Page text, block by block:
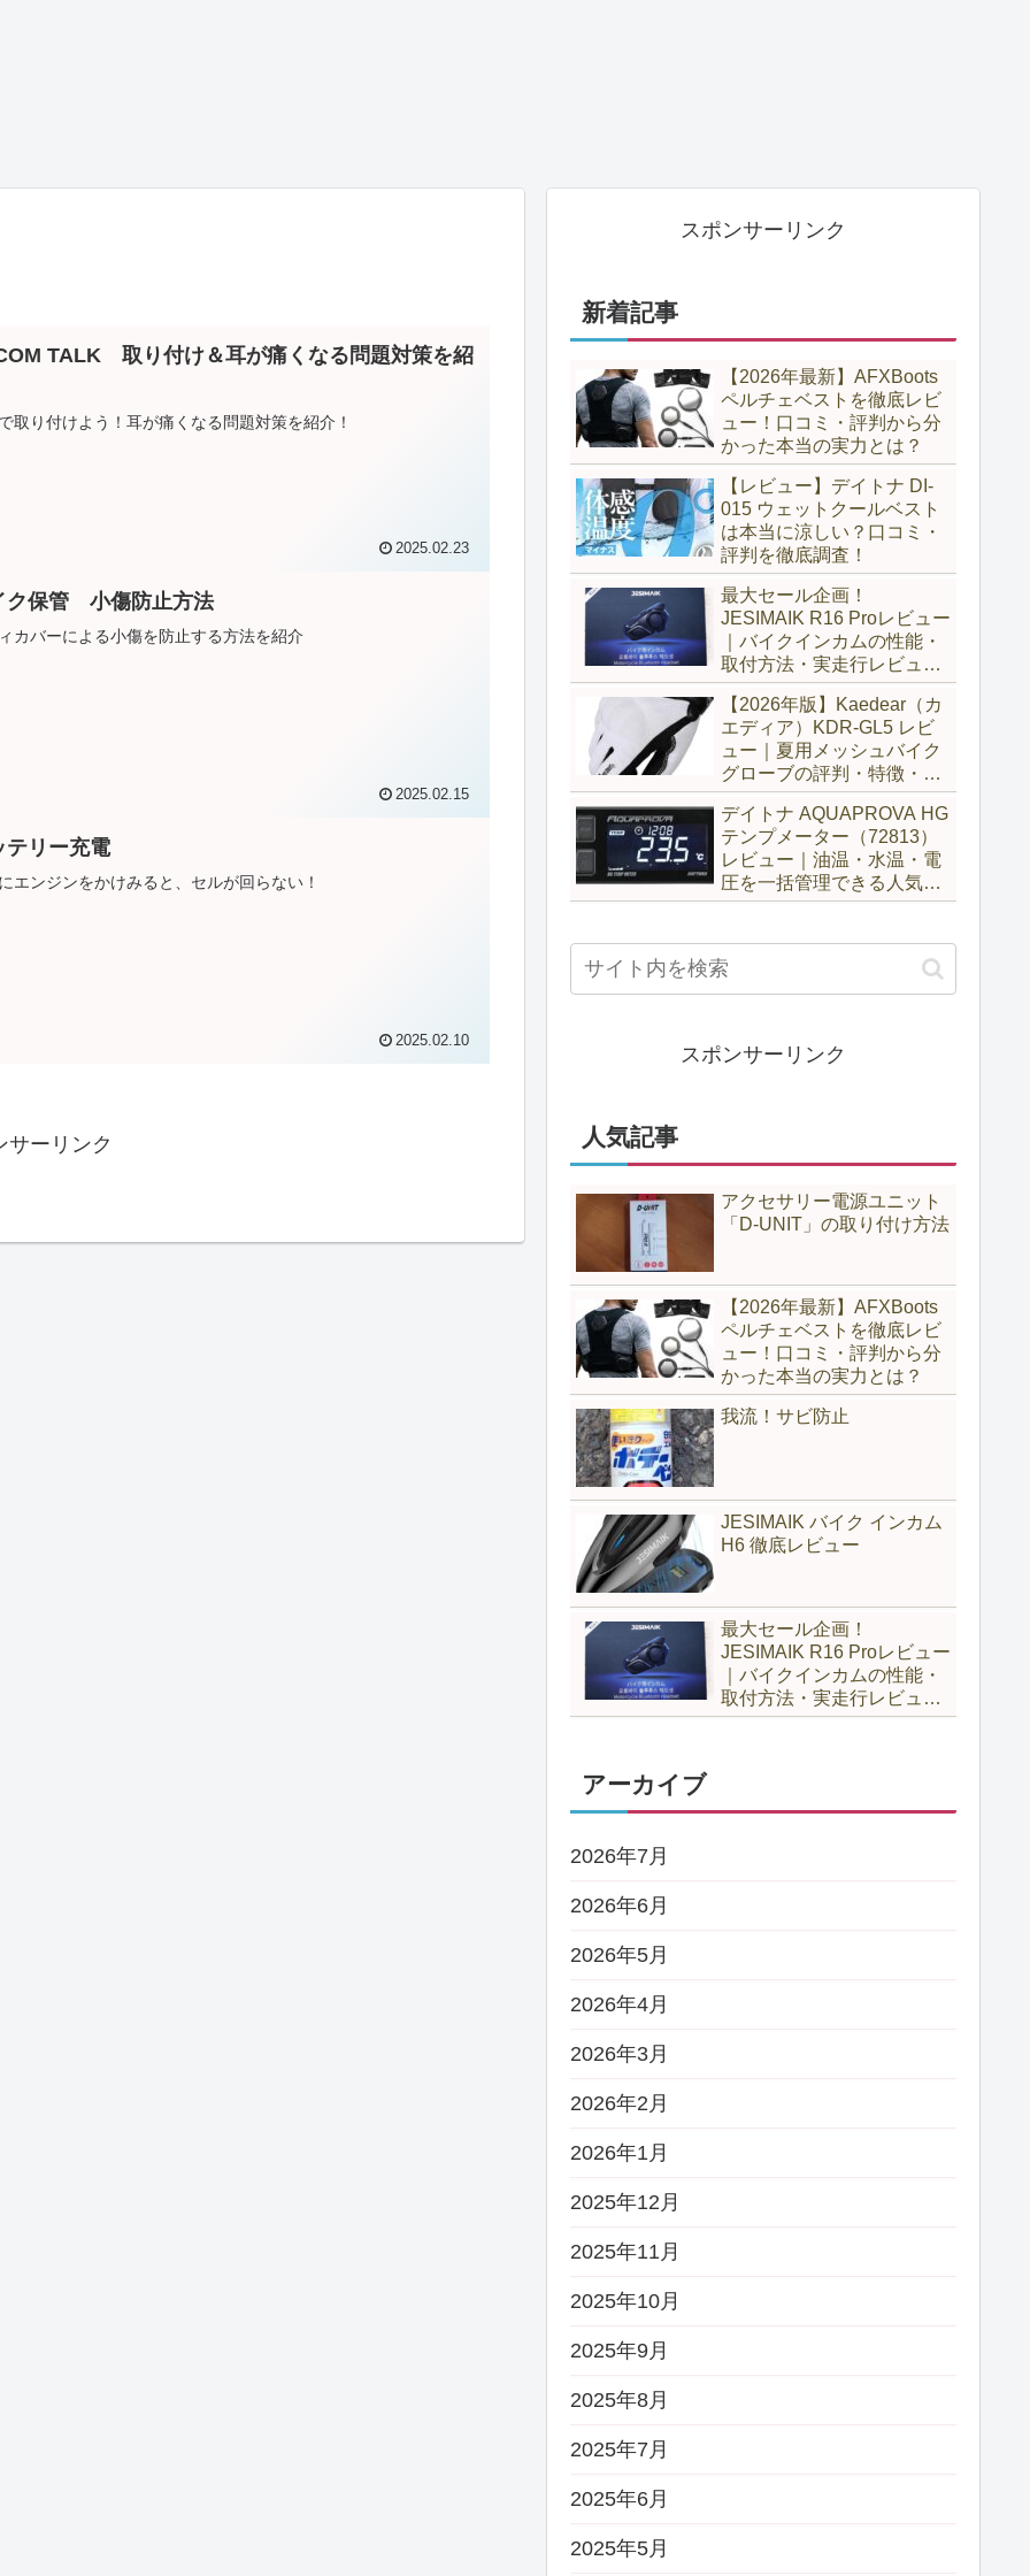
TALK 取り付け＆耳が痛くなる問題対策を紹
取り付けよう！耳が痛くなる問題対策を紹介！
2025.02.23
ク保管 小傷防止方法
カバーによる小傷を防止する方法を紹介
2025.02.15
テリー充電
エンジンをかけみると、セルが回らない！
2025.02.10
サーリンク
スポンサーリンク
新着記事
【2026年最新】AFXBoots
ペルチェベストを徹底レビ
ュー！口コミ・評判から分
かった本当の実力とは？
【レビュー】デイトナ DI-
015 ウェットクールベスト
は本当に涼しい？口コミ・
評判を徹底調査！
最大セール企画！
JESIMAIK R16 Proレビュー
｜バイクインカムの性能・
取付方法・実走行レビュー
とH6比較
【2026年版】Kaedear（カ
エディア）KDR-GL5 レビ
ュー｜夏用メッシュバイク
グローブの評判・特徴・サ
イズ感を徹底解説
デイトナ AQUAPROVA HG
テンプメーター（72813）
レビュー｜油温・水温・電
圧を一括管理できる人気メ
ーターを徹底評価
スポンサーリンク
人気記事
アクセサリー電源ユニット
「D-UNIT」の取り付け方法
【2026年最新】AFXBoots
ペルチェベストを徹底レビ
ュー！口コミ・評判から分
かった本当の実力とは？
我流！サビ防止
JESIMAIK バイク インカム
H6 徹底レビュー
最大セール企画！
JESIMAIK R16 Proレビュー
｜バイクインカムの性能・
取付方法・実走行レビュー
とH6比較
アーカイブ
2026年7月
2026年6月
2026年5月
2026年4月
2026年3月
2026年2月
2026年1月
2025年12月
2025年11月
2025年10月
2025年9月
2025年8月
2025年7月
2025年6月
2025年5月